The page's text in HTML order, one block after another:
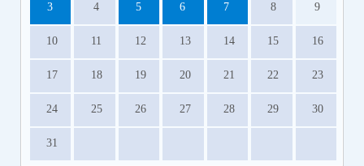
3 4 5 6 7 8 9
10 11 12 13 14 15 16
17 18 19 20 21 22 23
24 25 26 27 28 29 30
31